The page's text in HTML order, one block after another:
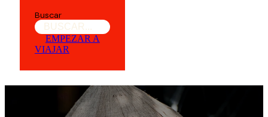
Buscar
EMPEZAR A
VIAJAR